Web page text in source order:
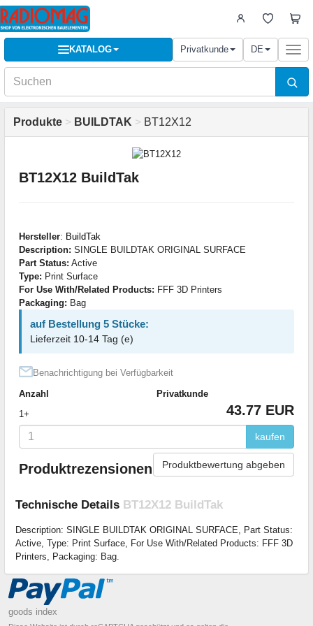
KATALOG Privatkunde DE
Produkte > BUILDTAK > BT12X12
BT12X12 BuildTak
Hersteller: BuildTak
Description: SINGLE BUILDTAK ORIGINAL SURFACE
Part Status: Active
Type: Print Surface
For Use With/Related Products: FFF 3D Printers
Packaging: Bag
auf Bestellung 5 Stücke:
Lieferzeit 10-14 Tag (e)
Benachrichtigung bei Verfügbarkeit
Anzahl
Privatkunde
1+
43.77 EUR
kaufen
Produktrezensionen Produktbewertung abgeben
Technische Details BT12X12 BuildTak
Description: SINGLE BUILDTAK ORIGINAL SURFACE, Part Status:
Active, Type: Print Surface, For Use With/Related Products: FFF 3D
Printers, Packaging: Bag.
goods index